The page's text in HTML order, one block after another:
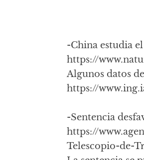
-China estudia
https://
Algunos datos
https://
-Sentencia
https://
Telescopio-de-